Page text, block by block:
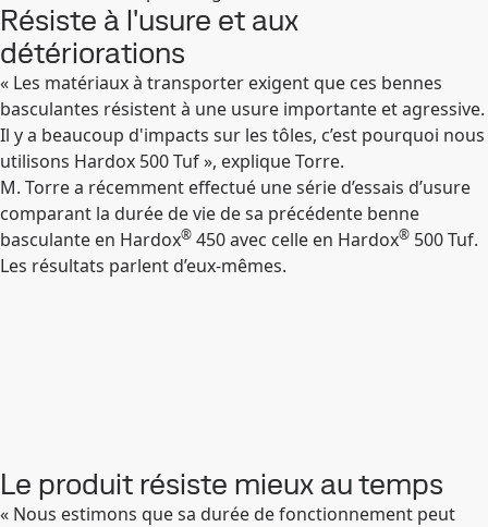
Résiste à l'usure et aux
détériorations
« Les matériaux à transporter exigent que ces bennes
basculantes résistent à une usure importante et agressive.
Il y a beaucoup d'impacts sur les tôles, c’est pourquoi nous
utilisons Hardox 500 Tuf », explique Torre.
M. Torre a récemment effectué une série d’essais d’usure
comparant la durée de vie de sa précédente benne
basculante en Hardox® 450 avec celle en Hardox® 500 Tuf.
Les résultats parlent d’eux-mêmes.
Le produit résiste mieux au temps
« Nous estimons que sa durée de fonctionnement peut